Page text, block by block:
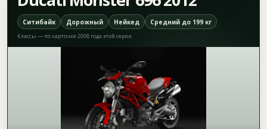
Ситибайк Дорожный Нейкед Средний до 199 кг
Классы — по карточке 2008 года этой серии